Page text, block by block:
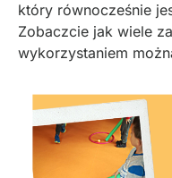
który równocześnie
Zobaczcie jak wiele
wykorzystaniem